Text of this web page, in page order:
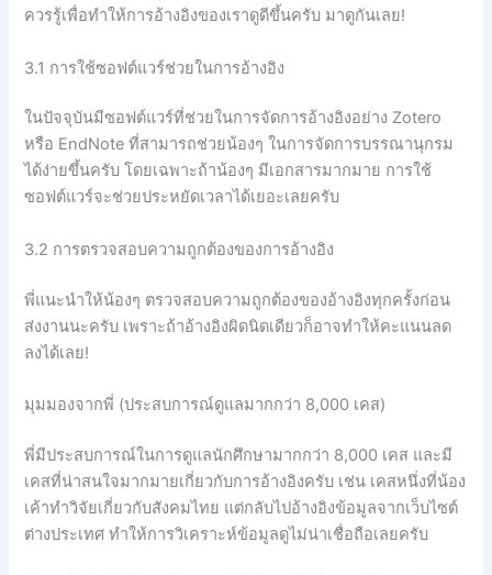
ควรรู้เพื่อทำให้การอ้างอิงของเราดูดีขึ้นครับ มาดูกันเลย!
3.1 การใช้ซอฟต์แวร์ช่วยในการอ้างอิง
ในปัจจุบันมีซอฟต์แวร์ที่ช่วยในการจัดการอ้างอิงอย่าง Zotero
หรือ EndNote ที่สามารถช่วยน้องๆ ในการจัดการบรรณานุกรม
ได้ง่ายขึ้นครับ โดยเฉพาะถ้าน้องๆ มีเอกสารมากมาย การใช้
ซอฟต์แวร์จะช่วยประหยัดเวลาได้เยอะเลยครับ
3.2 การตรวจสอบความถูกต้องของการอ้างอิง
พี่แนะนำให้น้องๆ ตรวจสอบความถูกต้องของอ้างอิงทุกครั้งก่อน
ส่งงานนะครับ เพราะถ้าอ้างอิงผิดนิดเดียวก็อาจทำให้คะแนนลด
ลงได้เลย!
มุมมองจากพี่ (ประสบการณ์ดูแลมากกว่า 8,000 เคส)
พี่มีประสบการณ์ในการดูแลนักศึกษามากกว่า 8,000 เคส และมี
เคสที่น่าสนใจมากมายเกี่ยวกับการอ้างอิงครับ เช่น เคสหนึ่งที่น้อง
เค้าทำวิจัยเกี่ยวกับสังคมไทย แต่กลับไปอ้างอิงข้อมูลจากเว็บไซต์
ต่างประเทศ ทำให้การวิเคราะห์ข้อมูลดูไม่น่าเชื่อถือเลยครับ